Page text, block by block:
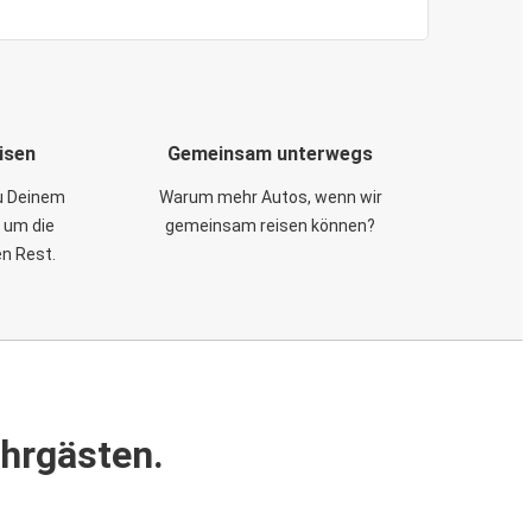
Deinem
die
Rest.
Gemeinsam unterwegs
Warum mehr Autos, wenn wir
gemeinsam reisen können?